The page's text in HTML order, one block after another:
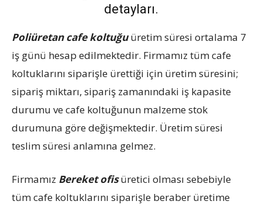
detayları.
Poliüretan cafe koltuğuüretim süresi ortalama 7
iş günü hesap edilmektedir. Firmamız tüm cafe
koltuklarını siparişle ürettiği için üretim süresini;
sipariş miktarı, sipariş zamanındaki iş kapasite
durumu ve cafe koltuğunun malzeme stok
durumuna göre değişmektedir. Üretim süresi
teslim süresi anlamına gelmez.
Firmamız Bereket ofisüretici olması sebebiyle
tüm cafe koltuklarını siparişle beraber üretime